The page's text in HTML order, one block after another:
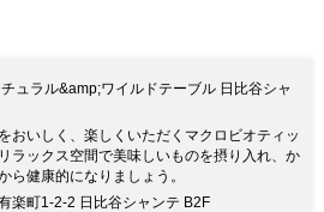
ュラル&amp;ワイルドテーブル 日比谷シャ
おいしく、楽しくいただくマクロビオティッ
ラックス空間で美味しいものを摂り入れ、か
ら健康的になりましょう。
楽町1-2-2 日比谷シャンテ B2F